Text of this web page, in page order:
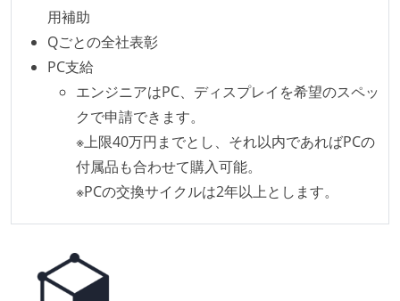
用補助
Qごとの全社表彰
PC支給
エンジニアはPC、ディスプレイを希望のスペッ
クで申請できます。
※上限40万円までとし、それ以内であればPCの
付属品も合わせて購入可能。
※PCの交換サイクルは2年以上とします。